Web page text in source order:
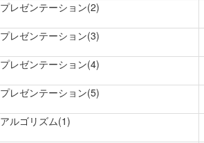
プレゼンテーション(2)
プレゼンテーション(3)
プレゼンテーション(4)
プレゼンテーション(5)
アルゴリズム(1)